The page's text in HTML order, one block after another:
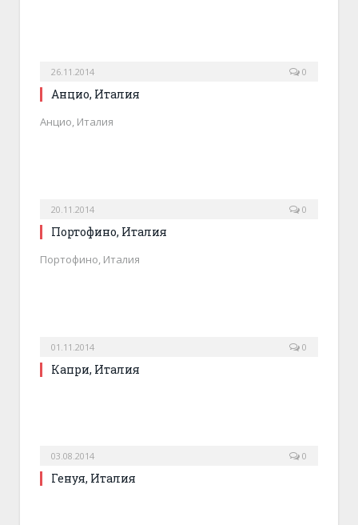
26.11.2014 0
Анцио, Италия
Анцио, Италия
20.11.2014 0
Портофино, Италия
Портофино, Италия
01.11.2014 0
Капри, Италия
03.08.2014 0
Генуя, Италия